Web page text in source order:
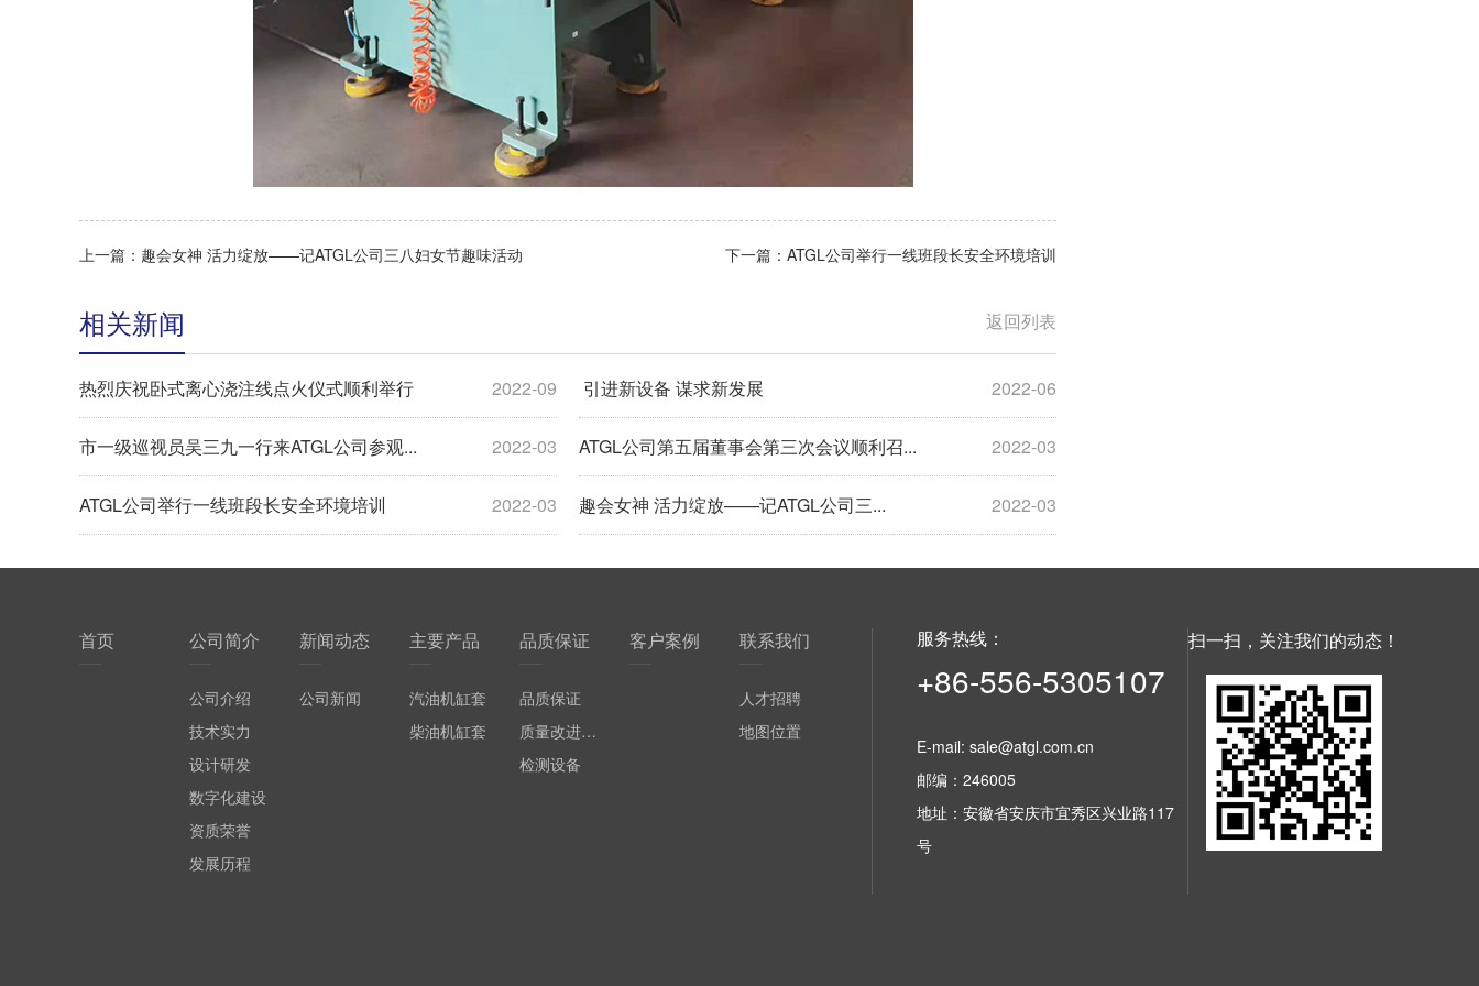
上一篇：趣会女神 活力绽放——记ATGL公司三八妇女节趣味活动 下一篇：ATGL公司举行一线班段长安全环境培训
返回列表
相关新闻
2022-09
热烈庆祝卧式离心浇注线点火仪式顺利举行 2022-06
引进新设备 谋求新发展
2022-03
市一级巡视员吴三九一行来ATGL公司参观... 2022-03
ATGL公司第五届董事会第三次会议顺利召...
2022-03
ATGL公司举行一线班段长安全环境培训 2022-03
趣会女神 活力绽放——记ATGL公司三...
首页 公司简介
公司介绍
技术实力
设计研发
数字化建设
资质荣誉
发展历程
新闻动态
公司新闻
主要产品
汽油机缸套
柴油机缸套
品质保证
品质保证
质量改进流程
检测设备
客户案例 联系我们
人才招聘
地图位置
服务热线：
+86-556-5305107
E-mail: sale@atgl.com.cn
邮编：246005
地址：安徽省安庆市宜秀区兴业路117
号
扫一扫，关注我们的动态！